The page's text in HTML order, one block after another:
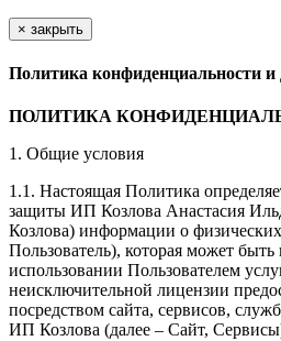
× закрыть
Политика конфиденциальности и
ПОЛИТИКА
1. Общие условия
1.1. Настоящая Политика
защиты ИП Козлова Анастасия
Козлова) информации о
Пользователь), которая может
использовании Пользователем
неисключительной лицензии
посредством сайта, сервисов,
ИП Козлова (далее – Сайт,